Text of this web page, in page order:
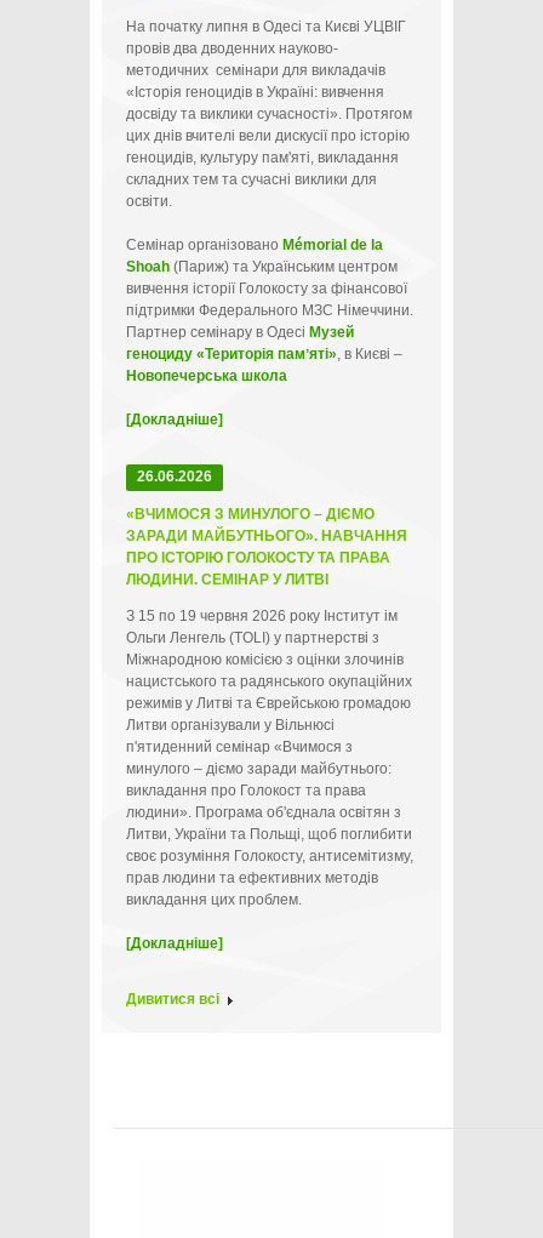
На початку липня в Одесі та Києві УЦВІГ
провів два дводенних науково-
методичних семінари для викладачів
«Історія геноцидів в Україні: вивчення
досвіду та виклики сучасності». Протягом
цих днів вчителі вели дискусії про історію
геноцидів, культуру пам'яті, викладання
складних тем та сучасні виклики для
освіти.
Семінар організовано Mémorial de la
Shoah (Париж) та Українським центром
вивчення історії Голокосту за фінансової
підтримки Федерального МЗС Німеччини.
Партнер семінару в Одесі Музей
геноциду «Територія памʼяті», в Києві –
Новопечерська школа
[Докладніше]
26.06.2026
«ВЧИМОСЯ З МИНУЛОГО – ДІЄМО
ЗАРАДИ МАЙБУТНЬОГО». НАВЧАННЯ
ПРО ІСТОРІЮ ГОЛОКОСТУ ТА ПРАВА
ЛЮДИНИ. СЕМІНАР У ЛИТВІ
З 15 по 19 червня 2026 року Інститут ім
Ольги Ленгель (TOLI) у партнерстві з
Міжнародною комісією з оцінки злочинів
нацистського та радянського окупаційних
режимів у Литві та Єврейською громадою
Литви організували у Вільнюсі
п'ятиденний семінар «Вчимося з
минулого – діємо заради майбутнього:
викладання про Голокост та права
людини». Програма об'єднала освітян з
Литви, України та Польщі, щоб поглибити
своє розуміння Голокосту, антисемітизму,
прав людини та ефективних методів
викладання цих проблем.
[Докладніше]
Дивитися всі